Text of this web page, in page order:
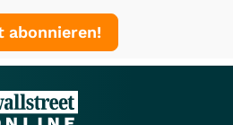
abonnieren!